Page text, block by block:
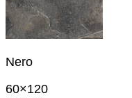
Nero
60×120